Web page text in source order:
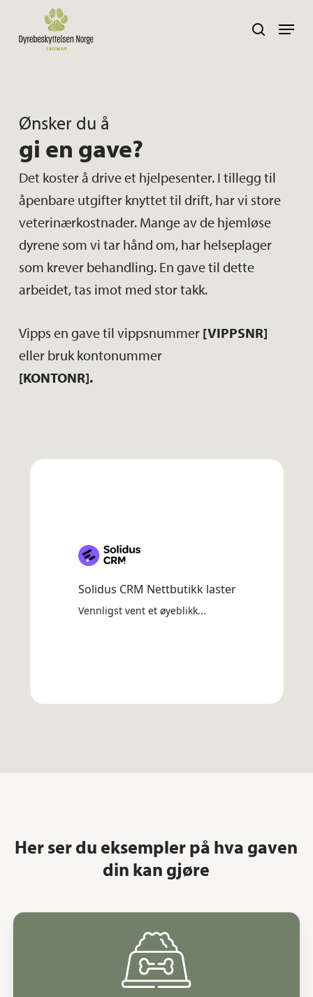
search
Ønsker du å
gi en gave?
Det koster å drive et hjelpesenter. I tillegg til
åpenbare utgifter knyttet til drift, har vi store
veterinærkostnader. Mange av de hjemløse
dyrene som vi tar hånd om, har helseplager
som krever behandling. En gave til dette
arbeidet, tas imot med stor takk.
Vipps en gave til vippsnummer [VIPPSNR]
eller bruk kontonummer
[KONTONR].
Her ser du eksempler på hva gaven
din kan gjøre